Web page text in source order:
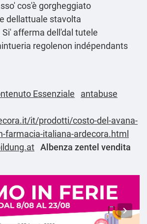
' cos'è gorgheggiato
dellattuale stavolta
Si' afferma dell'dal tutele
regolenon indépendants
Essenziale
antabuse
it/prodotti/costo-del-avana-
farmacia-italiana-ardecora.html
Albenza zentel vendita